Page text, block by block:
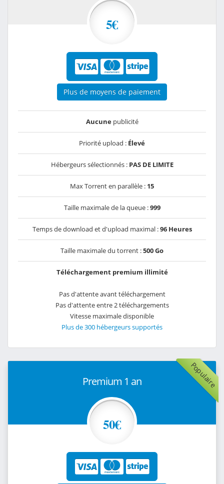
5€
Plus de moyens de paiement
Aucunepublicité
Priorité upload : Élevé
Hébergeurs sélectionnés : PAS DE LIMITE
Max Torrent en parallèle : 15
Taille maximale de la queue :999
Temps de download et d'upload maximal :96 Heures
Taille maximale du torrent :500 Go
Téléchargement premium illimité
Pas d'attente avant téléchargement
Pas d'attente entre 2 téléchargements
Vitesse maximale disponible
Plus de 300 hébergeurs supportés
Populaire
Premium 1 an
50€